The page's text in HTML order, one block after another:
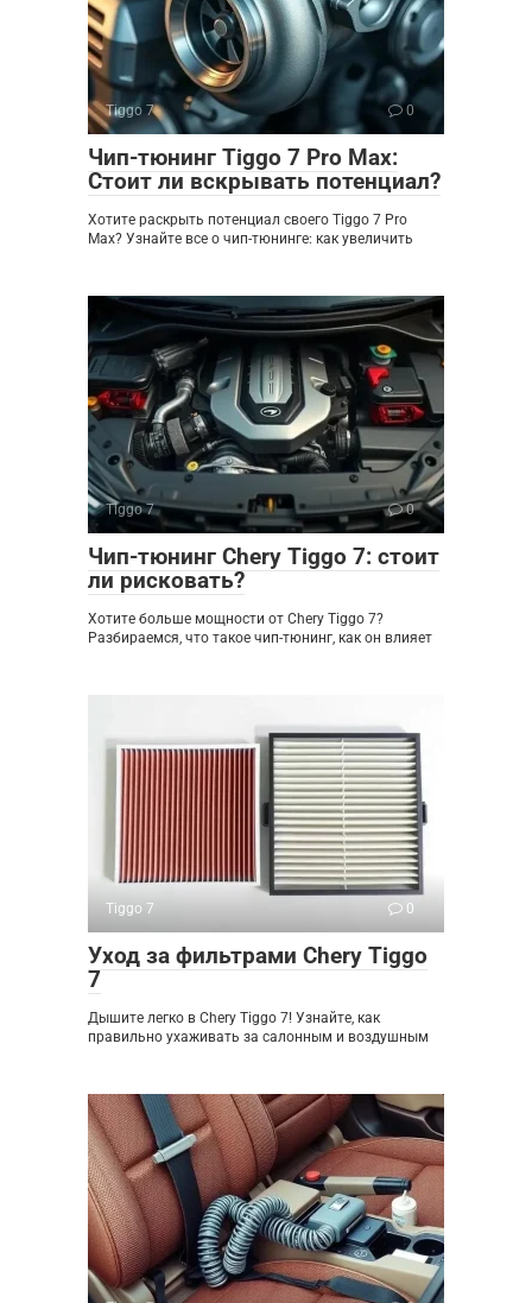
Tiggo 7 0
Чип-тюнинг Tiggo 7 Pro Max:
Стоит ли вскрывать потенциал?
Хотите раскрыть потенциал своего Tiggo 7 Pro
Max? Узнайте все о чип-тюнинге: как увеличить
Tiggo 7 0
Чип-тюнинг Chery Tiggo 7: стоит
ли рисковать?
Хотите больше мощности от Chery Tiggo 7?
Разбираемся, что такое чип-тюнинг, как он влияет
Tiggo 7 0
Уход за фильтрами Chery Tiggo
7
Дышите легко в Chery Tiggo 7! Узнайте, как
правильно ухаживать за салонным и воздушным